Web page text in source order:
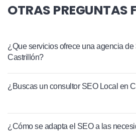
OTRAS PREGUNTAS
¿Que servicios ofrece una agencia de
Castrillón?
¿Buscas un consultor SEO Local en
¿Cómo se adapta el SEO a las